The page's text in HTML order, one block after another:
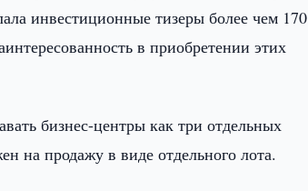
инвестиционные тизеры более чем 170
в приобретении этих
бизнес-центры как три отдельных
на продажу в виде отдельного лота.